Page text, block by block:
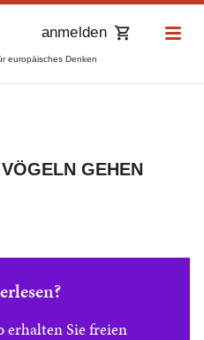
europäisches Denken
anmelden
GEHEN
Sie freien